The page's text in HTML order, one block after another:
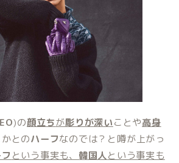
)の顔立ちが彫りが深いことや高身
とのハーフなのでは？と噂が上がっ
という事実も、 韓国人という事実も